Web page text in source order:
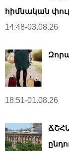
հիմնական
14:48-03.08.26
18:51-01.08.26